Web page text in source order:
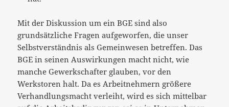
Mit der Diskussion um ein BGE sind also
grundsätzliche Fragen aufgeworfen, die unser
Selbstverständnis als Gemeinwesen betreffen. Das
BGE in seinen Auswirkungen macht nicht, wie
manche Gewerkschafter glauben, vor den
Werkstoren halt. Da es Arbeitnehmern größere
Verhandlungsmacht verleiht, wird es sich mittelbar